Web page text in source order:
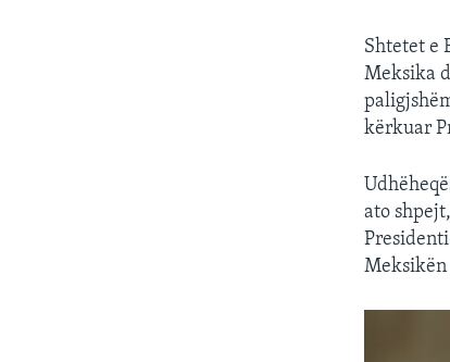
Shtetet e
Meksika
kërkuar
ato
Meksikën